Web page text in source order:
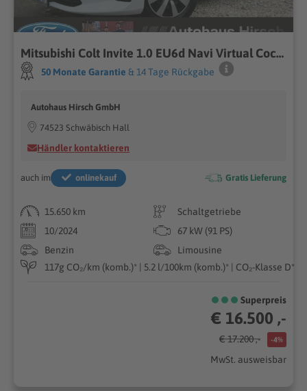
Mitsubishi Colt Invite 1.0 EU6d Navi Virtual Cockpit Sounds
50 Monate Garantie & 14 Tage Rückgabe
Autohaus Hirsch GmbH
74523 Schwäbisch Hall
Händler kontaktieren
auch im onlinekauf Gratis Lieferung
15.650 km
Schaltgetriebe
10/2024
67 kW (91 PS)
Benzin
Limousine
117g CO₂/km (komb.)* | 5.2 l/100km (komb.)* | CO₂-Klasse D*
Superpreis
€ 16.500 ,-
€ 17.200 ,- -4%
MwSt. ausweisbar